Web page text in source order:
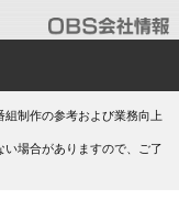
制作の参考および業務向上
場合がありますので、ご了